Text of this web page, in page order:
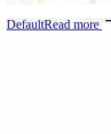
DefaultRead more